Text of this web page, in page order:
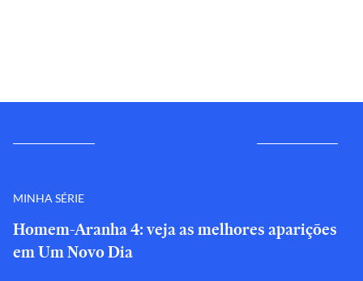
MINHA SÉRIE
Homem-Aranha 4: veja as melhores aparições
em Um Novo Dia